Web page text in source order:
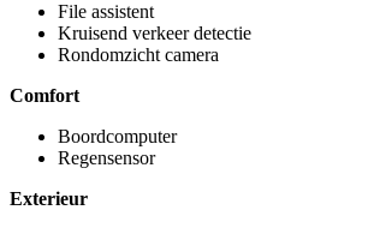
File assistent
Kruisend verkeer detectie
Rondomzicht camera
Comfort
Boordcomputer
Regensensor
Exterieur